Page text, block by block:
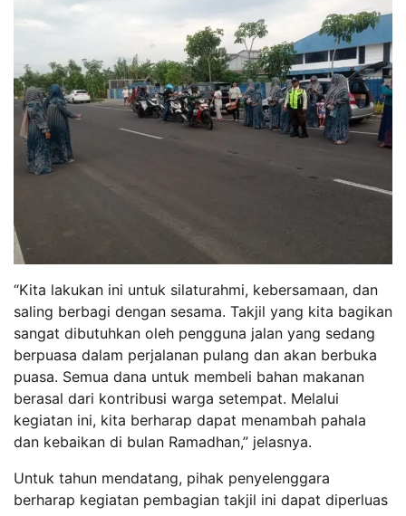
“Kita lakukan ini untuk silaturahmi, kebersamaan, dan
saling berbagi dengan sesama. Takjil yang kita bagikan
sangat dibutuhkan oleh pengguna jalan yang sedang
berpuasa dalam perjalanan pulang dan akan berbuka
puasa. Semua dana untuk membeli bahan makanan
berasal dari kontribusi warga setempat. Melalui
kegiatan ini, kita berharap dapat menambah pahala
dan kebaikan di bulan Ramadhan,” jelasnya.
Untuk tahun mendatang, pihak penyelenggara
berharap kegiatan pembagian takjil ini dapat diperluas